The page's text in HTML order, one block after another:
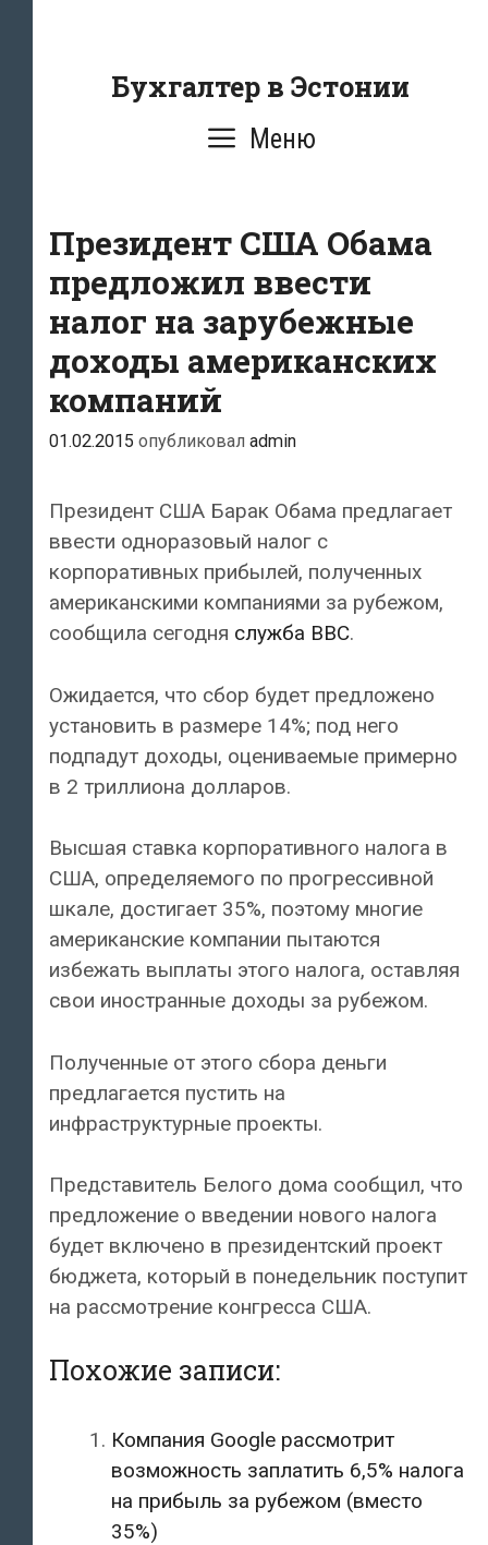
содержаниюБухгалтер в Эстонии
Меню
Президент США Обама
предложил ввести
налог на зарубежные
доходы американских
компаний
01.02.2015 опубликовал admin
Президент США Барак Обама предлагает
ввести одноразовый налог с
корпоративных прибылей, полученных
американскими компаниями за рубежом,
сообщила сегодня служба BBC.
Ожидается, что сбор будет предложено
установить в размере 14%; под него
подпадут доходы, оцениваемые примерно
в 2 триллиона долларов.
Высшая ставка корпоративного налога в
США, определяемого по прогрессивной
шкале, достигает 35%, поэтому многие
американские компании пытаются
избежать выплаты этого налога, оставляя
свои иностранные доходы за рубежом.
Полученные от этого сбора деньги
предлагается пустить на
инфраструктурные проекты.
Представитель Белого дома сообщил, что
предложение о введении нового налога
будет включено в президентский проект
бюджета, который в понедельник поступит
на рассмотрение конгресса США.
Похожие записи:
Компания Google рассмотрит
возможность заплатить 6,5% налога
на прибыль за рубежом (вместо
35%)